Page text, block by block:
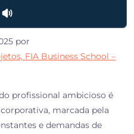
por
FIA Business School –
profissional ambicioso é
marcada pela
e demandas de